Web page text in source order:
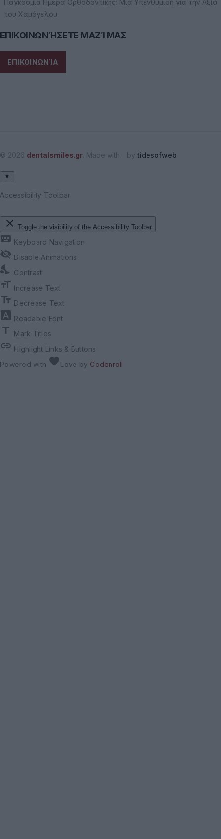
Παγκόσμια Ημέρα Ορθοδοντικής: Μια Υπενθύμιση για την Αξία
του Χαμόγελου
ΕΠΙΚΟΙΝΩΝΉΣΕΤΕ ΜΑΖΊ ΜΑΣ
ΕΠΙΚΟΙΝΩΝΊΑ
© 2026 dentalsmiles.gr . Made with by tidesofweb
Accessibility Toolbar
close Toggle the visibility of the Accessibility Toolbar
keyboard Keyboard Navigation
visibility_off Disable Animations
nights_stay Contrast
format_size Increase Text
text_fields Decrease Text
font_download Readable Font
title Mark Titles
link Highlight Links & Buttons
Powered with favoriteLove by Codenroll